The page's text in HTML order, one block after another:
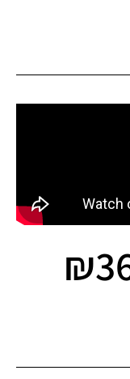
ברק לוי - 36K₪